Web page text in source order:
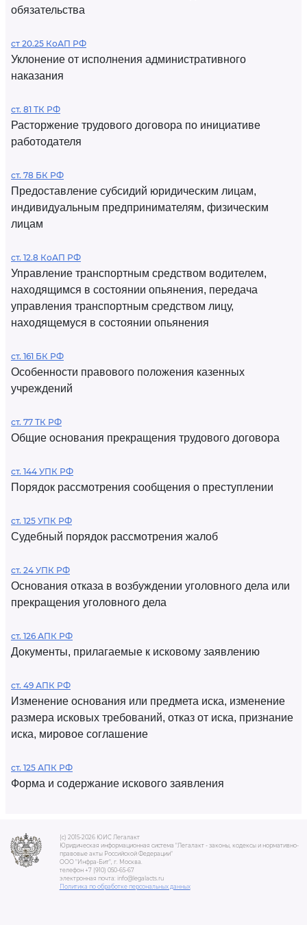
обязательства
ст 20.25 КоАП РФ
Уклонение от исполнения административного
наказания
ст. 81 ТК РФ
Расторжение трудового договора по инициативе
работодателя
ст. 78 БК РФ
Предоставление субсидий юридическим лицам,
индивидуальным предпринимателям, физическим
лицам
ст. 12.8 КоАП РФ
Управление транспортным средством водителем,
находящимся в состоянии опьянения, передача
управления транспортным средством лицу,
находящемуся в состоянии опьянения
ст. 161 БК РФ
Особенности правового положения казенных
учреждений
ст. 77 ТК РФ
Общие основания прекращения трудового договора
ст. 144 УПК РФ
Порядок рассмотрения сообщения о преступлении
ст. 125 УПК РФ
Судебный порядок рассмотрения жалоб
ст. 24 УПК РФ
Основания отказа в возбуждении уголовного дела или
прекращения уголовного дела
ст. 126 АПК РФ
Документы, прилагаемые к исковому заявлению
ст. 49 АПК РФ
Изменение основания или предмета иска, изменение
размера исковых требований, отказ от иска, признание
иска, мировое соглашение
ст. 125 АПК РФ
Форма и содержание искового заявления
(c) 2015-2026 ЮИС Легалакт
Юридическая информационная система "Легалакт - законы, кодексы и нормативно-
правовые акты Российской Федерации"
ООО "Инфра-Бит", г. Москва.
телефон +7 (910) 050-65-67
электронная почта: info@legalacts.ru
Политика по обработке персональных данных